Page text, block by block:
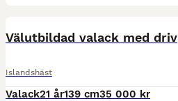
Välutbildad valack med driv
Islandshäst
Valack21 år139 cm35 000 kr